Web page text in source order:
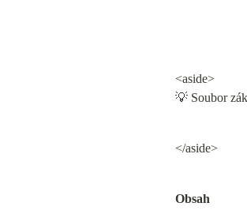
<aside>
💡 Soubor
</aside>
Obsah